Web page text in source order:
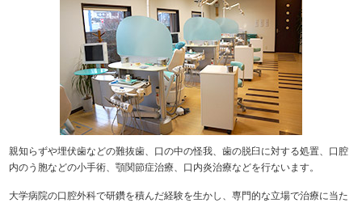
親知らずや埋伏歯などの難抜歯、口の中の怪我、歯の脱臼に対する処置、口腔
内のう胞などの小手術、顎関節症治療、口内炎治療などを行ないます。
大学病院の口腔外科で研鑽を積んだ経験を生かし、専門的な立場で治療に当た